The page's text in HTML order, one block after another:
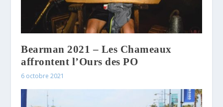
Bearman 2021 – Les Chameaux
affrontent l’Ours des PO
6 octobre 2021